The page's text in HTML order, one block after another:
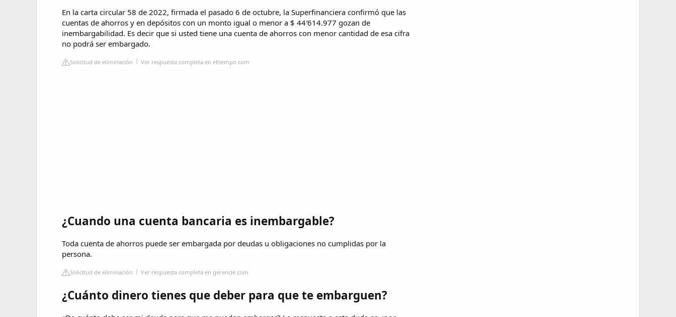
En la carta circular 58 de 2022, firmada el pasado 6 de octubre, la Superfinanciera confirmó que las
cuentas de ahorros y en depósitos con un monto igual o menor a $ 44′614.977 gozan de
inembargabilidad. Es decir que si usted tiene una cuenta de ahorros con menor cantidad de esa cifra
no podrá ser embargado.
Solicitud de eliminación Ver respuesta completa en eltiempo.com
¿Cuando una cuenta bancaria es inembargable?
Toda cuenta de ahorros puede ser embargada por deudas u obligaciones no cumplidas por la
persona.
Solicitud de eliminación Ver respuesta completa en gerencie.com
¿Cuánto dinero tienes que deber para que te embarguen?